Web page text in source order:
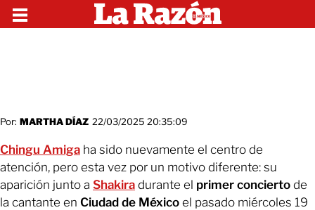
Por: MARTHA DÍAZ 22/03/2025 20:35:09
Chingu Amiga ha sido nuevamente el centro de
atención, pero esta vez por un motivo diferente: su
aparición junto a Shakira durante el primer concierto de
la cantante en Ciudad de México el pasado miércoles 19